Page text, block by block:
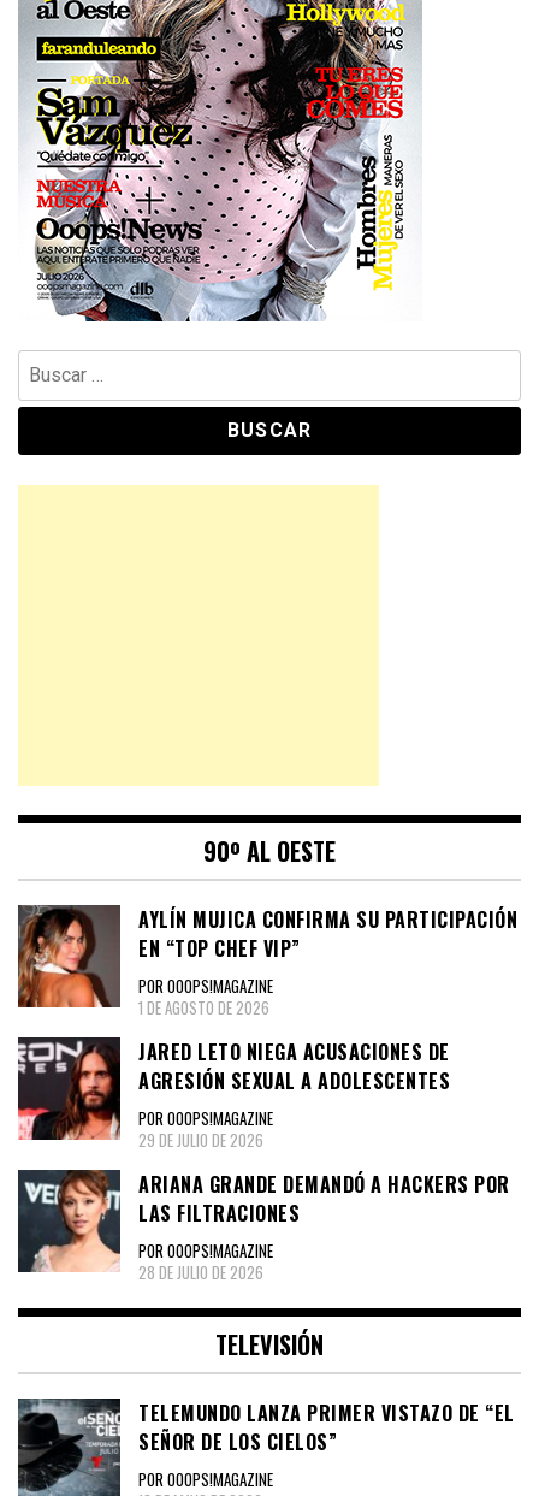
Buscar:
90º AL OESTE
AYLÍN MUJICA CONFIRMA SU PARTICIPACIÓN
EN “TOP CHEF VIP”
POR OOOPS!MAGAZINE
1 DE AGOSTO DE 2026
JARED LETO NIEGA ACUSACIONES DE
AGRESIÓN SEXUAL A ADOLESCENTES
POR OOOPS!MAGAZINE
29 DE JULIO DE 2026
ARIANA GRANDE DEMANDÓ A HACKERS POR
LAS FILTRACIONES
POR OOOPS!MAGAZINE
28 DE JULIO DE 2026
TELEVISIÓN
TELEMUNDO LANZA PRIMER VISTAZO DE “EL
SEÑOR DE LOS CIELOS”
POR OOOPS!MAGAZINE